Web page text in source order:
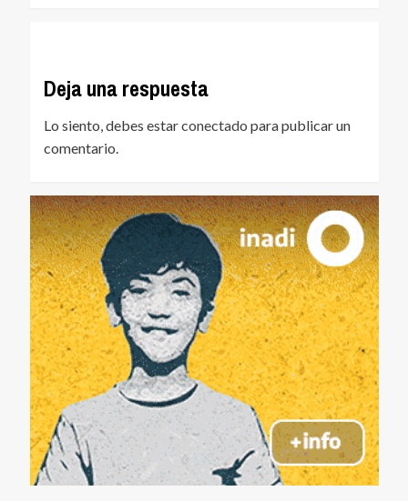
Deja una respuesta
Lo siento, debes estarconectado para publicar un
comentario.